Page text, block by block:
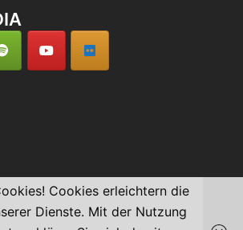
Cookies erleichtern die
Dienste. Mit der Nutzung